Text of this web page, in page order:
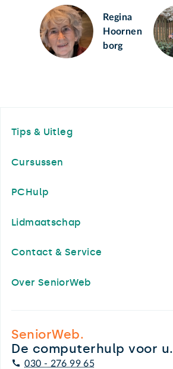
Regina
Hoornen
borg
Tips & Uitleg
Cursussen
PCHulp
Lidmaatschap
Contact & Service
Over SeniorWeb
SeniorWeb.
De computerhulp voor u.
030 - 276 99 65